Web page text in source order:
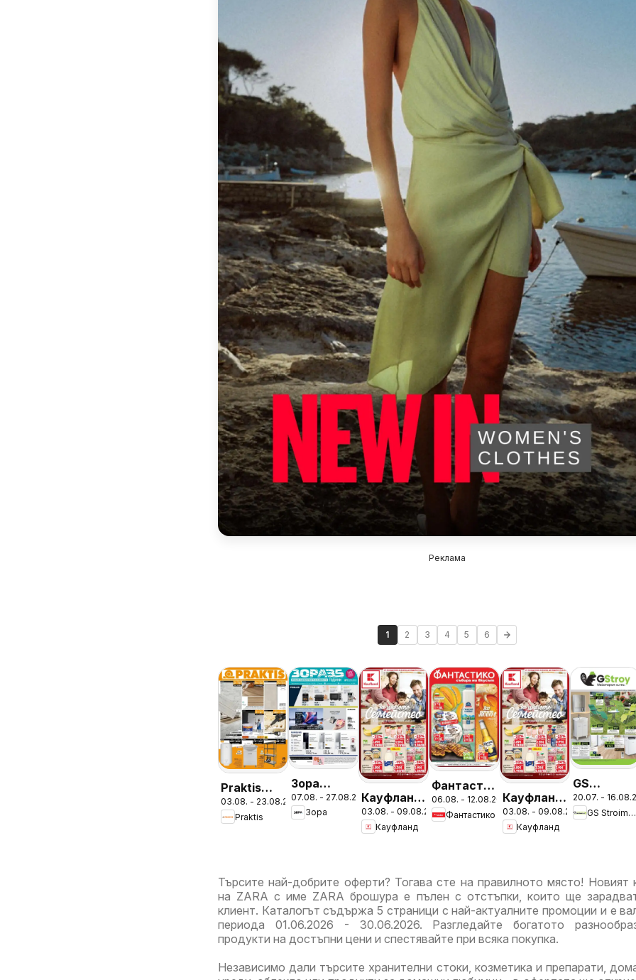
Реклама
1 2 3 4 5 6
Praktis
брошура -
Неустоими
03.08. - 23.08.2026
Praktis
Зора
брошура -
Предложения
07.08. - 27.08.2026
Зора
Кауфланд
брошура
София -
семейство
03.08. - 09.08.2026
Кауфланд
Фантастико
брошура
София
06.08. - 12.08.2026
Фантастико
Кауфланд
брошура
Сливен -
семейство
03.08. - 09.08.2026
Кауфланд
GS
брошура -
20.07. -
GS Stroimarket
Търсите най-добрите оферти? Тогава сте на правилното място! Новият
на ZARA с име ZARA брошура е пълен с отстъпки, които ще
клиент. Каталогът съдържа 5 страници с най-актуалните промоции и е
периода 01.06.2026 - 30.06.2026. Разгледайте богатото
продукти на достъпни цени и спестявайте при всяка покупка.
Независимо дали търсите хранителни стоки, козметика и препарати,